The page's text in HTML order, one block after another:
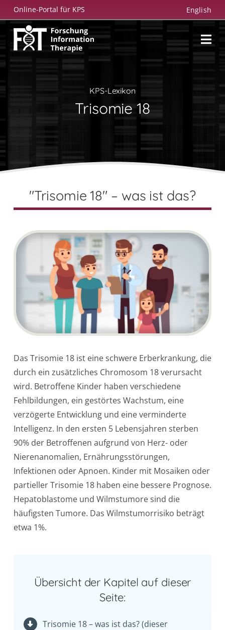
Zum
Inhalt
springen
Online-Portal für KPS English
KPS-Lexikon
Trisomie 18
"Trisomie 18" – was ist das?
Das Trisomie 18 ist eine schwere Erberkrankung, die
durch ein zusätzliches Chromosom 18 verursacht
wird. Betroffene Kinder haben verschiedene
Fehlbildungen, ein gestörtes Wachstum, eine
verzögerte Entwicklung und eine verminderte
Intelligenz. In den ersten 5 Lebensjahren sterben
90% der Betroffenen aufgrund von Herz- oder
Nierenanomalien, Ernährungsstörungen,
Infektionen oder Apnoen. Kinder mit Mosaiken oder
partieller Trisomie 18 haben eine bessere Prognose.
Hepatoblastome und Wilmstumore sind die
häufigsten Tumore. Das Wilmstumorrisiko beträgt
etwa 1%.
Übersicht der Kapitel auf dieser
Seite:
Trisomie 18 – was ist das? (dieser